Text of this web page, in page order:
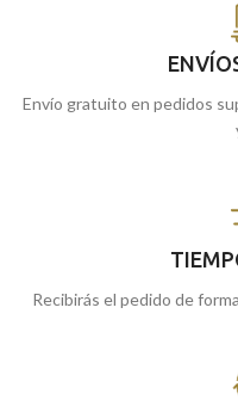
Envío gratuito en pedidos
Recibirás el pedido de